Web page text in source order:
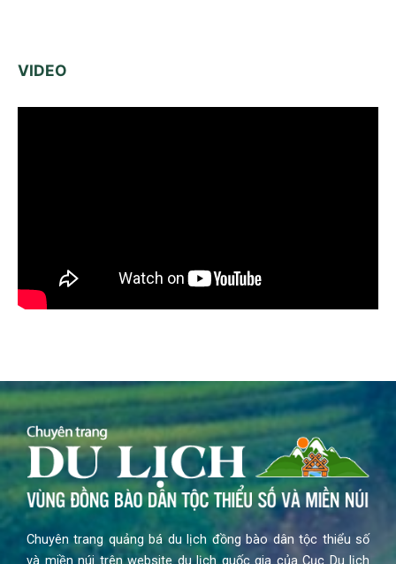
VIDEO
Chuyên trang quảng bá du lịch đồng bào dân tộc thiểu số
và miền núi trên website du lịch quốc gia của Cục Du lịch